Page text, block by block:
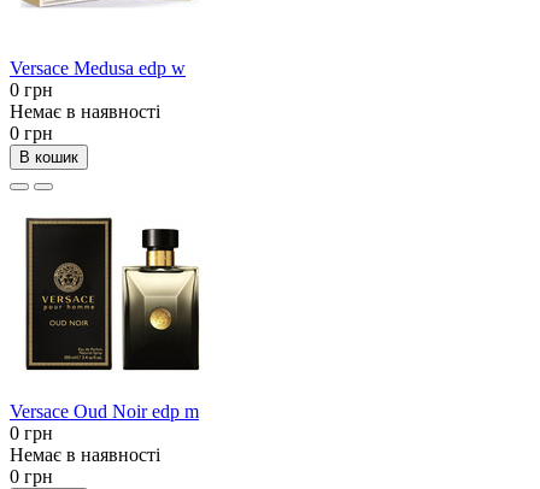
Versace Medusa edp w
0 грн
Немає в наявності
0 грн
В кошик
Versace Oud Noir edp m
0 грн
Немає в наявності
0 грн